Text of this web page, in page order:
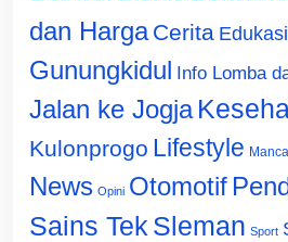
dan Harga Cerita Edukasi
Gunungkidul Info Lomba
Jalan ke Jogja
Kulonprogo Lifestyle
News Opini Otomotif
Sains Tek Sleman Sport